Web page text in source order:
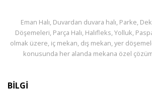
Eman Halı, Duvardan duvara halı, Parke,
Döşemeleri, Parça Halı, Halıfleks, Yolluk,
olmak üzere, iç mekan, dış mekan, yer
konusunda her alanda mekana özel
BİLGİ